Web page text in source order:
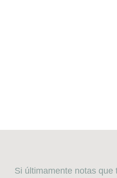
Si últimamente notas que